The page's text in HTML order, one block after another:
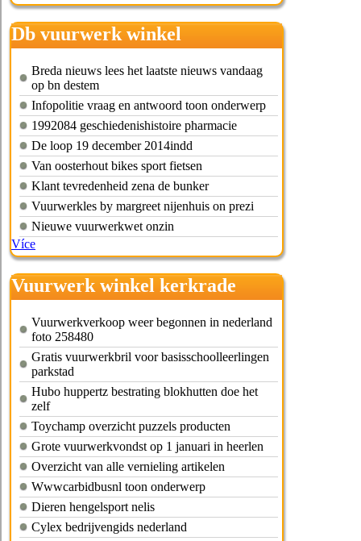
Db vuurwerk winkel
Breda nieuws lees het laatste nieuws vandaag
op bn destem
Infopolitie vraag en antwoord toon onderwerp
1992084 geschiedenishistoire pharmacie
De loop 19 december 2014indd
Van oosterhout bikes sport fietsen
Klant tevredenheid zena de bunker
Vuurwerkles by margreet nijenhuis on prezi
Nieuwe vuurwerkwet onzin
Více
Vuurwerk winkel kerkrade
Vuurwerkverkoop weer begonnen in nederland
foto 258480
Gratis vuurwerkbril voor basisschoolleerlingen
parkstad
Hubo huppertz bestrating blokhutten doe het
zelf
Toychamp overzicht puzzels producten
Grote vuurwerkvondst op 1 januari in heerlen
Overzicht van alle vernieling artikelen
Wwwcarbidbusnl toon onderwerp
Dieren hengelsport nelis
Cylex bedrijvengids nederland